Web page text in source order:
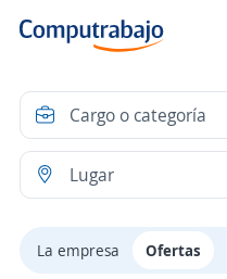
La empresa Ofertas